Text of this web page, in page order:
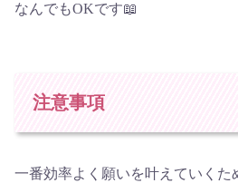
なんでもOKです📖
注意事項
一番効率よく願いを叶えていくた